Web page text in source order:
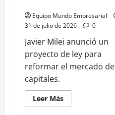
Equipo Mundo Empresarial
31 de julio de 2026
0
Javier Milei anunció un
proyecto de ley para
reformar el mercado de
capitales.
Leer MásLeer
más